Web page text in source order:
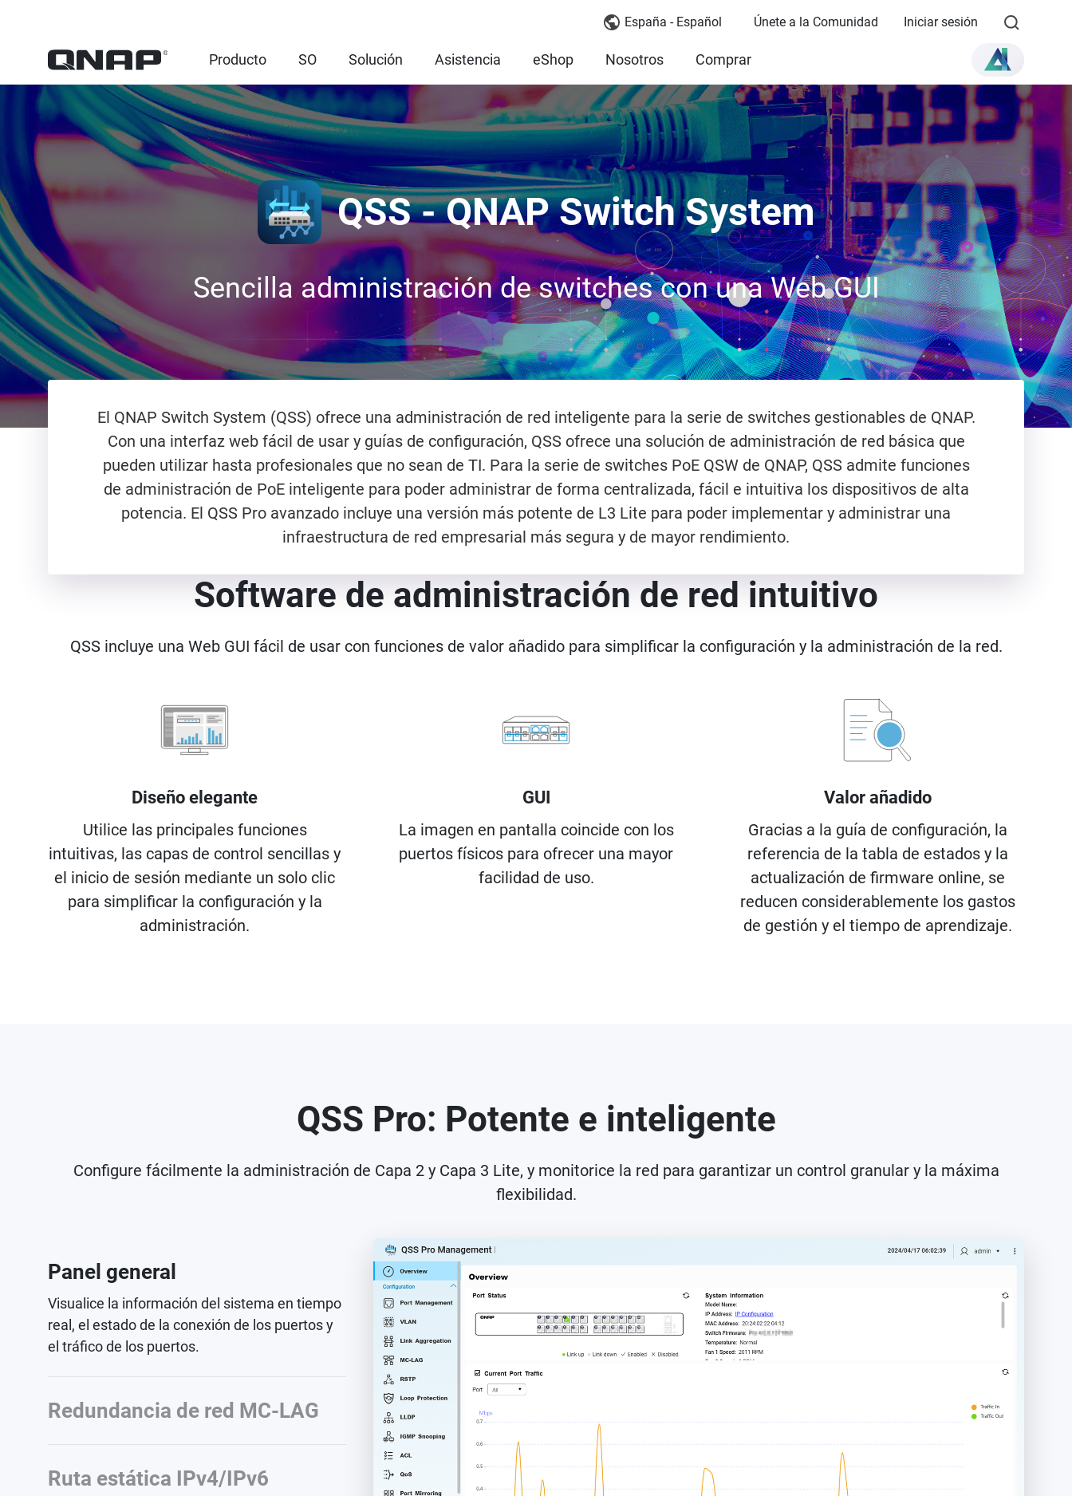
España - Español Únete a la Comunidad Iniciar sesión
Producto SO Solución Asistencia eShop Nosotros Comprar
QSS - QNAP Switch System
Sencilla administración de switches con una Web GUI
El QNAP Switch System (QSS) ofrece una administración de red inteligente para la serie de switches gestionables de QNAP.
Con una interfaz web fácil de usar y guías de configuración, QSS ofrece una solución de administración de red básica que
pueden utilizar hasta profesionales que no sean de TI. Para la serie de switches PoE QSW de QNAP, QSS admite funciones
de administración de PoE inteligente para poder administrar de forma centralizada, fácil e intuitiva los dispositivos de alta
potencia. El QSS Pro avanzado incluye una versión más potente de L3 Lite para poder implementar y administrar una
infraestructura de red empresarial más segura y de mayor rendimiento.
Software de administración de red intuitivo
QSS incluye una Web GUI fácil de usar con funciones de valor añadido para simplificar la configuración y la administración de la red.
Diseño elegante
Utilice las principales funciones
intuitivas, las capas de control sencillas y
el inicio de sesión mediante un solo clic
para simplificar la configuración y la
administración.
GUI
La imagen en pantalla coincide con los
puertos físicos para ofrecer una mayor
facilidad de uso.
Valor añadido
Gracias a la guía de configuración, la
referencia de la tabla de estados y la
actualización de firmware online, se
reducen considerablemente los gastos
de gestión y el tiempo de aprendizaje.
QSS Pro: Potente e inteligente
Configure fácilmente la administración de Capa 2 y Capa 3 Lite, y monitorice la red para garantizar un control granular y la máxima
flexibilidad.
Panel general
Redundancia de red MC-LAG
disponibilidad.
Ruta estática IPv4/IPv6